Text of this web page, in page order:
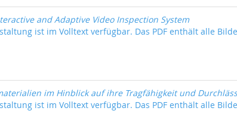
and Adaptive Video Inspection System
ist im Volltext verfügbar. Das PDF enthält alle
im Hinblick auf ihre Tragfähigkeit und
ist im Volltext verfügbar. Das PDF enthält alle